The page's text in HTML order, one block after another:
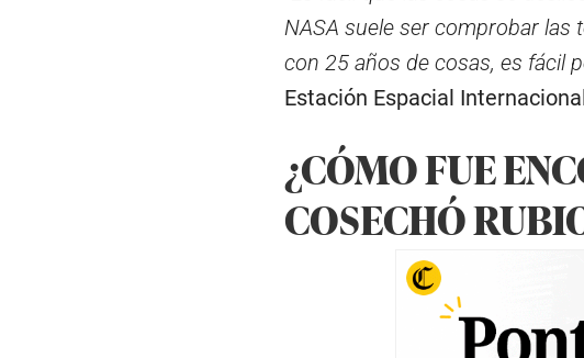
NASA suele ser comprobar las
con 25 años de cosas, es fácil
Estación Espacial
¿CÓMO FUE
COSECHÓ